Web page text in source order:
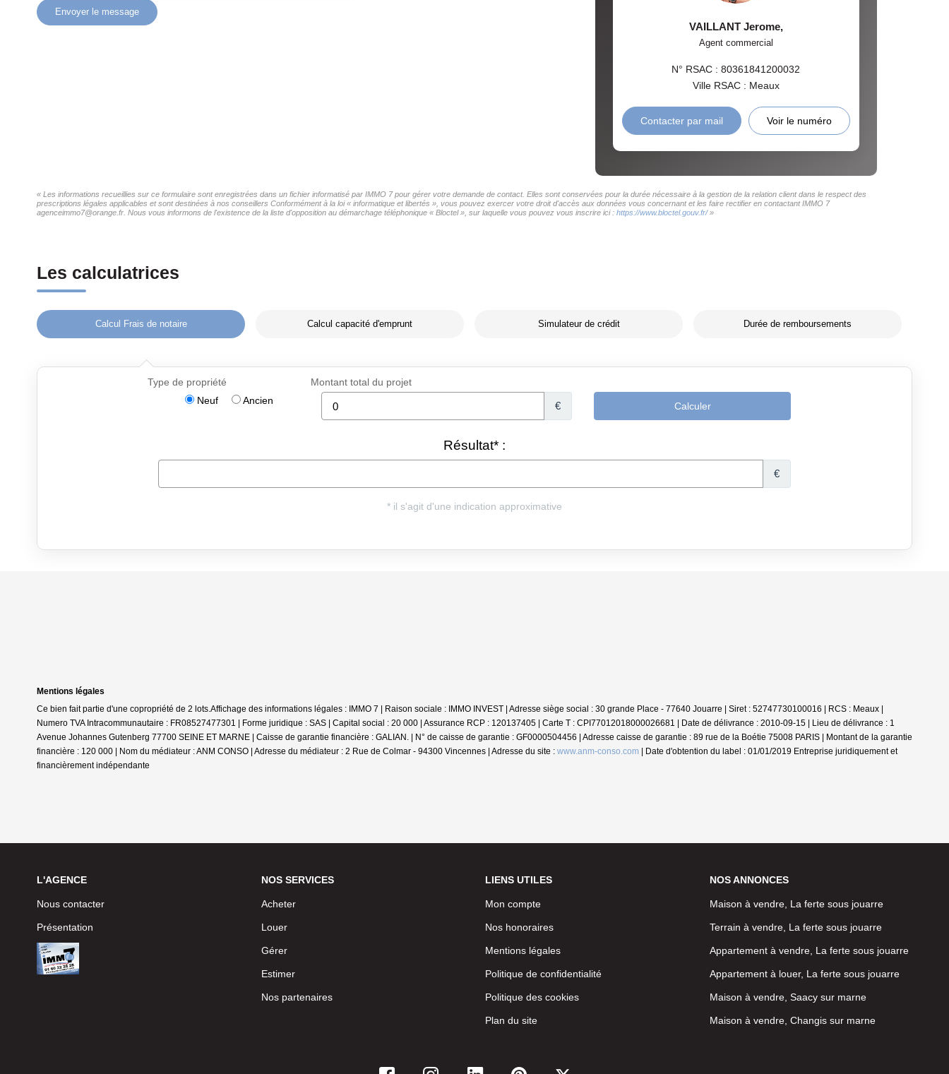
Envoyer le message
VAILLANT Jerome,
Agent commercial
N° RSAC : 80361841200032
Ville RSAC : Meaux
Contacter par mail Voir le numéro
« Les informations recueillies sur ce formulaire sont enregistrées dans un fichier informatisé par IMMO 7 pour gérer votre demande de contact. Elles sont conservées pour la durée nécessaire à la gestion de la relation client dans le respect des
prescriptions légales applicables et sont destinées à nos conseillers Conformément à la loi « informatique et libertés », vous pouvez exercer votre droit d'accès aux données vous concernant et les faire rectifier en contactant IMMO 7
agenceimmo7@orange.fr. Nous vous informons de l'existence de la liste d'opposition au démarchage téléphonique « Bloctel », sur laquelle vous pouvez vous inscrire ici : https://www.bloctel.gouv.fr/»
Les calculatrices
Calcul Frais de notaire Calcul capacité d'emprunt Simulateur de crédit Durée de remboursements
Mentions légales
Ce bien fait partie d'une copropriété de 2 lots.Affichage des informations légales : IMMO 7 | Raison sociale : IMMO INVEST | Adresse siège social : 30 grande Place - 77640 Jouarre | Siret : 52747730100016 | RCS : Meaux |
Numero TVA Intracommunautaire : FR08527477301 | Forme juridique : SAS | Capital social : 20 000 | Assurance RCP : 120137405 | Carte T : CPI77012018000026681 | Date de délivrance : 2010-09-15 | Lieu de délivrance : 1
Avenue Johannes Gutenberg 77700 SEINE ET MARNE | Caisse de garantie financière : GALIAN. | N° de caisse de garantie : GF0000504456 | Adresse caisse de garantie : 89 rue de la Boétie 75008 PARIS | Montant de la garantie
financière : 120 000 | Nom du médiateur : ANM CONSO | Adresse du médiateur : 2 Rue de Colmar - 94300 Vincennes | Adresse du site : www.anm-conso.com | Date d'obtention du label : 01/01/2019 Entreprise juridiquement et
financièrement indépendante
L'AGENCE
Nous contacter
Présentation
NOS SERVICES
Acheter
Louer
Gérer
Estimer
Nos partenaires
LIENS UTILES
Mon compte
Nos honoraires
Mentions légales
Politique de confidentialité
Politique des cookies
Plan du site
NOS ANNONCES
Maison à vendre, La ferte sous jouarre
Terrain à vendre, La ferte sous jouarre
Appartement à vendre, La ferte sous jouarre
Appartement à louer, La ferte sous jouarre
Maison à vendre, Saacy sur marne
Maison à vendre, Changis sur marne